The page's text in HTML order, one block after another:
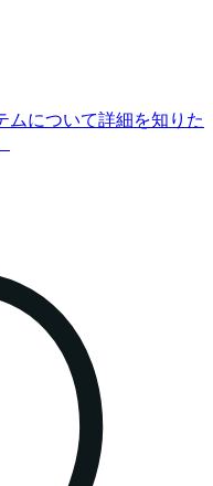
ムについて詳細を知りた